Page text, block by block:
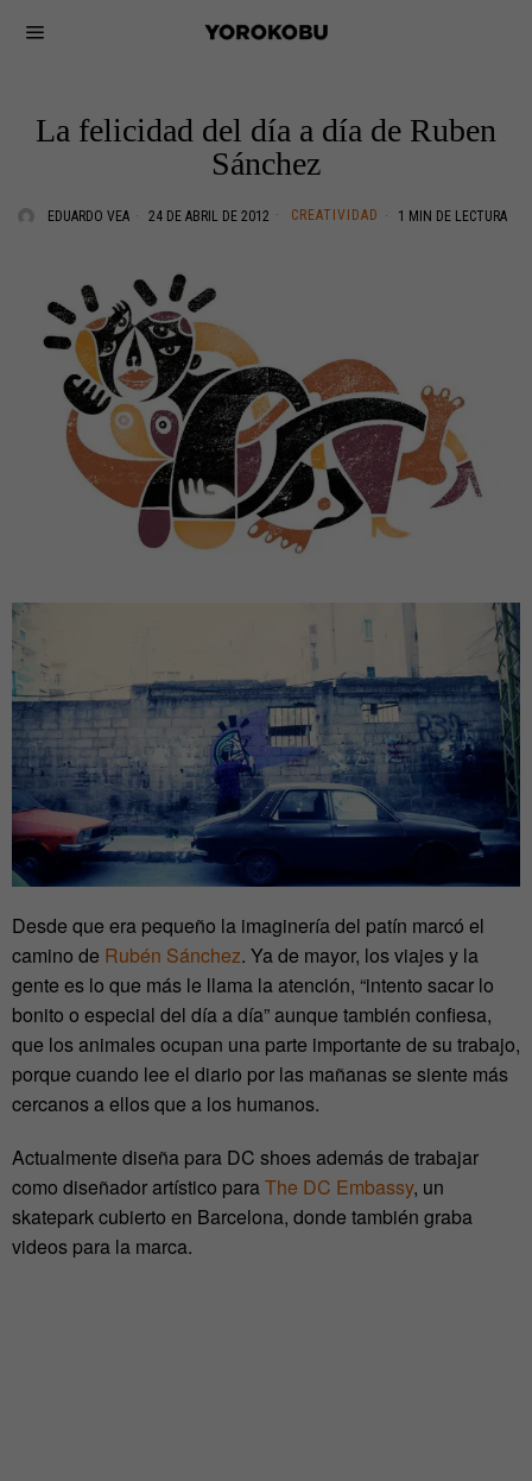
La felicidad del día a día de Ruben
Sánchez
EDUARDO VEA 24 DE ABRIL DE 2012 CREATIVIDAD 1 MIN DE LECTURA
Desde que era pequeño la imaginería del patín marcó el
camino de Rubén Sánchez. Ya de mayor, los viajes y la
gente es lo que más le llama la atención, “intento sacar lo
bonito o especial del día a día” aunque también confiesa,
que los animales ocupan una parte importante de su trabajo,
porque cuando lee el diario por las mañanas se siente más
cercanos a ellos que a los humanos.
Actualmente diseña para DC shoes además de trabajar
como diseñador artístico paraThe DC Embassy, un
skatepark cubierto en Barcelona, donde también graba
videos para la marca.